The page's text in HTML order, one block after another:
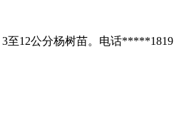
至12公分杨树苗。电话*****1819